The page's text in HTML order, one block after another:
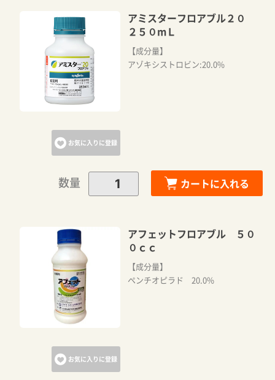
お気に入りに登録
アミスターフロアブル２０
２５０mＬ
【成分量】
アゾキシストロビン:20.0%
数量 カートに入れる
お気に入りに登録
アフェットフロアブル ５０
０ｃｃ
【成分量】
ペンチオピラド 20.0%